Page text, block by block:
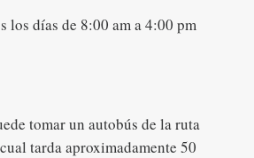
los días de 8:00 am a 4:00 pm
tomar un autobús de la ruta
tarda aproximadamente 50